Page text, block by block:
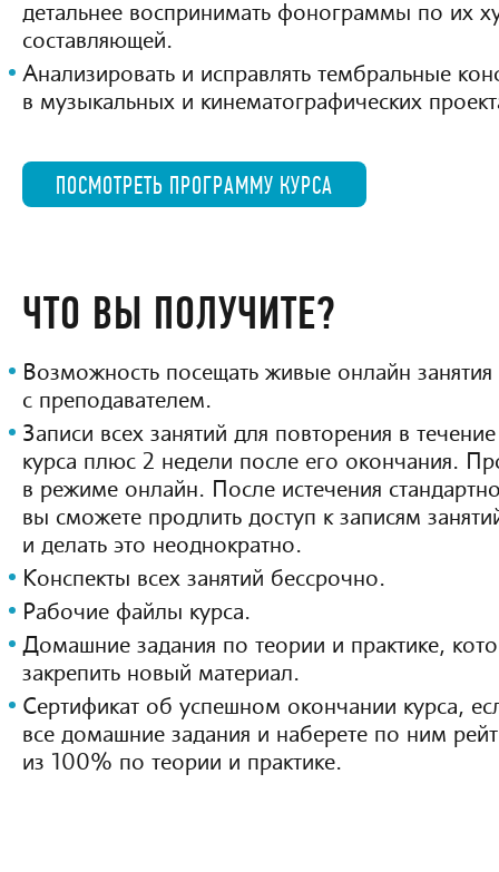
детальнее воспринимать фонограммы по их
составляющей.
Анализировать и исправлять тембральные
в музыкальных и кинематографических
ПОСМОТРЕТЬ ПРОГРАММУ КУРСА
ЧТО ВЫ ПОЛУЧИТЕ?
Возможность посещать живые онлайн занятия
с преподавателем.
Записи всех занятий для повторения в
курса плюс 2 недели после его окончания.
в режиме онлайн. После истечения
вы сможете продлить доступ к записям
и делать это неоднократно.
Конспекты всех занятий бессрочно.
Рабочие файлы курса.
Домашние задания по теории и практике,
закрепить новый материал.
Сертификат об успешном окончании курса,
все домашние задания и наберете по ним
из 100% по теории и практике.